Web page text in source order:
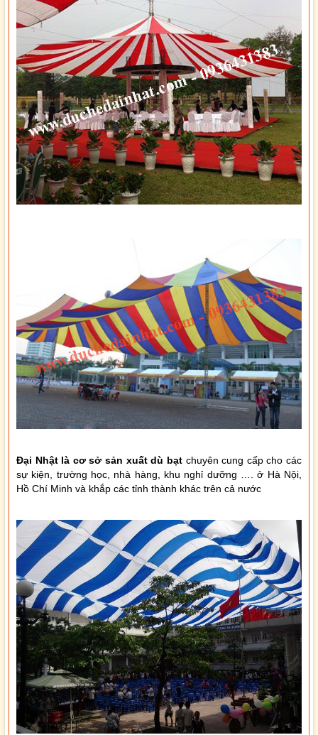
Đại Nhật là cơ sở sản xuất dù bạtchuyên cung cấp cho các
sự kiện, trường học, nhà hàng, khu nghỉ dưỡng …. ở Hà Nội,
Hồ Chí Minh và khắp các tỉnh thành khác trên cả nước